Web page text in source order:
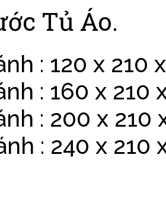
Tủ Áo.
: 120 x 210
: 160 x 210
: 200 x 210
: 240 x 210